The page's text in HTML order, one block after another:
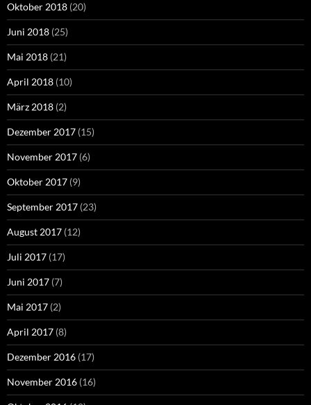
Oktober 2018 (20)
Juni 2018 (25)
Mai 2018 (21)
April 2018 (10)
März 2018 (2)
Dezember 2017 (15)
November 2017 (6)
Oktober 2017 (9)
September 2017 (23)
August 2017 (12)
Juli 2017 (17)
Juni 2017 (7)
Mai 2017 (2)
April 2017 (8)
Dezember 2016 (17)
November 2016 (16)